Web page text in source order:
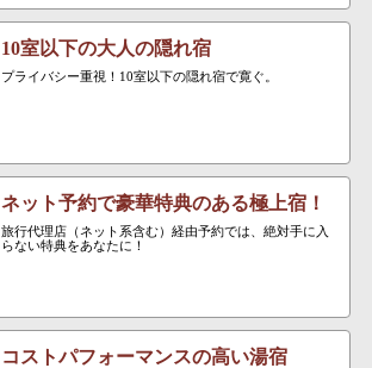
10室以下の大人の隠れ宿
プライバシー重視！10室以下の隠れ宿で寛ぐ。
ネット予約で豪華特典のある極上宿！
旅行代理店（ネット系含む）経由予約では、絶対手に入
らない特典をあなたに！
コストパフォーマンスの高い湯宿